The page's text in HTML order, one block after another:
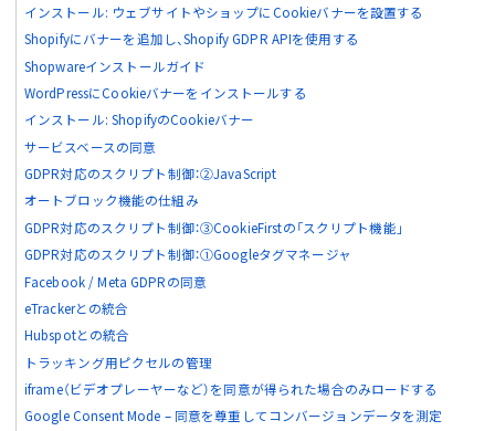
インストール: ウェブサイトやショップにCookieバナーを設置する
Shopifyにバナーを追加し、Shopify GDPR APIを使用する
Shopwareインストールガイド
WordPressにCookieバナーをインストールする
インストール: ShopifyのCookieバナー
サービスベースの同意
GDPR対応のスクリプト制御：②JavaScript
オートブロック機能の仕組み
GDPR対応のスクリプト制御：③CookieFirstの「スクリプト機能」
GDPR対応のスクリプト制御：①Googleタグマネージャ
Facebook / Meta GDPRの同意
eTrackerとの統合
Hubspotとの統合
トラッキング用ピクセルの管理
iframe（ビデオプレーヤーなど）を同意が得られた場合のみロードする
Google Consent Mode – 同意を尊重してコンバージョンデータを測定